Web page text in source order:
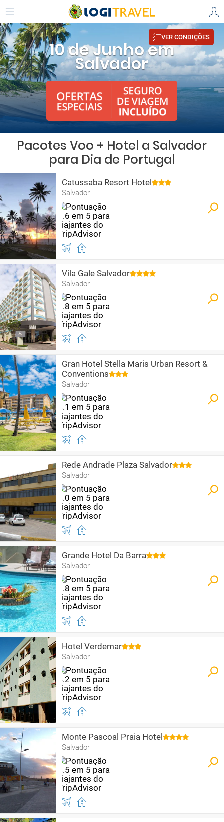
10 de Junho em
Salvador
VER CONDIÇÕES
Pacotes Voo + Hotel a Salvador
para Dia de Portugal
Catussaba Resort Hotel
Salvador
Vila Gale Salvador
Salvador
Gran Hotel Stella Maris Urban Resort &
Conventions
Salvador
Rede Andrade Plaza Salvador
Salvador
Grande Hotel Da Barra
Salvador
Hotel Verdemar
Salvador
Monte Pascoal Praia Hotel
Salvador